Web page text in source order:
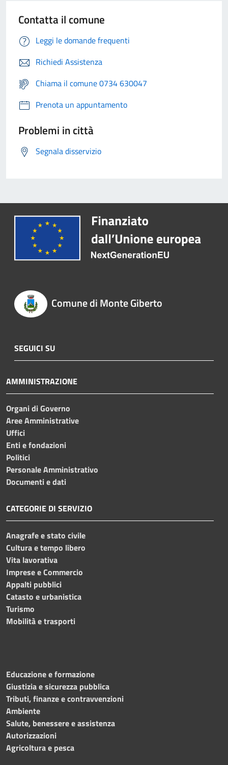
Contatta il comune
Leggi le domande frequenti
Richiedi Assistenza
Chiama il comune 0734 630047
Prenota un appuntamento
Problemi in città
Segnala disservizio
Comune di Monte Giberto
SEGUICI SU
AMMINISTRAZIONE
Organi di Governo
Aree Amministrative
Uffici
Enti e fondazioni
Politici
Personale Amministrativo
Documenti e dati
CATEGORIE DI SERVIZIO
Anagrafe e stato civile
Cultura e tempo libero
Vita lavorativa
Imprese e Commercio
Appalti pubblici
Catasto e urbanistica
Turismo
Mobilità e trasporti
Educazione e formazione
Giustizia e sicurezza pubblica
Tributi, finanze e contravvenzioni
Ambiente
Salute, benessere e assistenza
Autorizzazioni
Agricoltura e pesca